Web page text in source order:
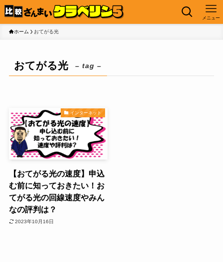
メニュー
ホーム おてがる光
おてがる光 – tag –
インターネット
【おてがる光の速度】申込
む前に知っておきたい！お
てがる光の回線速度やみん
なの評判は？
2023年10月16日